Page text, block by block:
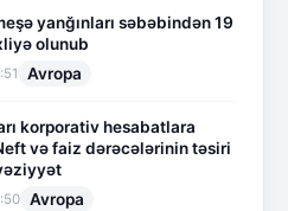
yanğınları səbəbindən 19
olunub
Avropa
korporativ hesabatlara
və faiz dərəcələrinin təsiri
Avropa